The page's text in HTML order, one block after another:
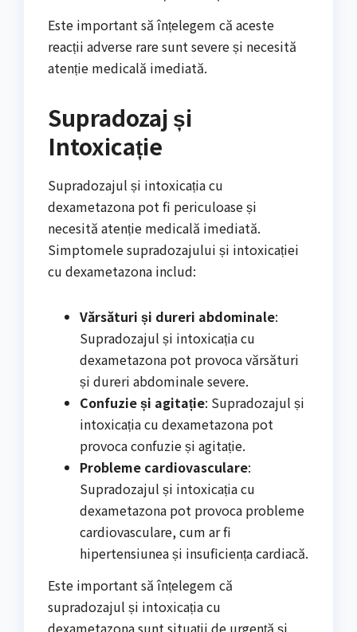
Este important să înțelegem că aceste
reacții adverse rare sunt severe și necesită
atenție medicală imediată.
Supradozaj și
Intoxicație
Supradozajul și intoxicația cu
dexametazona pot fi periculoase și
necesită atenție medicală imediată.
Simptomele supradozajului și intoxicației
cu dexametazona includ:
Vărsături și dureri abdominale:
Supradozajul și intoxicația cu
dexametazona pot provoca vărsături
și dureri abdominale severe.
Confuzie și agitație: Supradozajul și
intoxicația cu dexametazona pot
provoca confuzie și agitație.
Probleme cardiovasculare:
Supradozajul și intoxicația cu
dexametazona pot provoca probleme
cardiovasculare, cum ar fi
hipertensiunea și insuficiența cardiacă.
Este important să înțelegem că
supradozajul și intoxicația cu
dexametazona sunt situații de urgență și